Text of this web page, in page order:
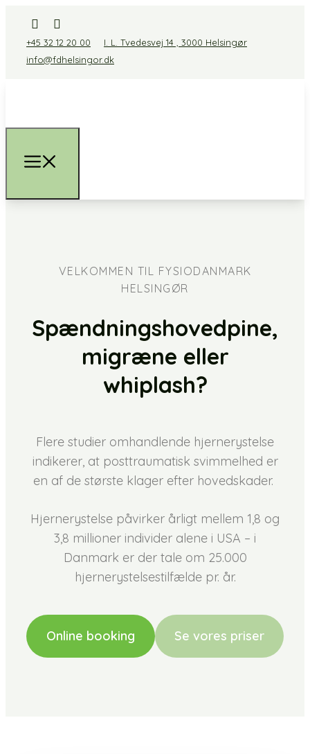
+45 32 12 20 00
I. L. Tvedesvej 14 , 3000 Helsingør
info@fdhelsingor.dk
VELKOMMEN TIL FYSIODANMARK
HELSINGØR
Spændningshovedpine,
migræne eller
whiplash?
Flere studier omhandlende hjernerystelse
indikerer, at posttraumatisk svimmelhed er
en af de største klager efter hovedskader. ​
Hjernerystelse påvirker årligt mellem 1,8 og
3,8 millioner individer alene i USA – i
Danmark er der tale om 25.000
hjernerystelsestilfælde pr. år.​​
Online booking Se vores priser